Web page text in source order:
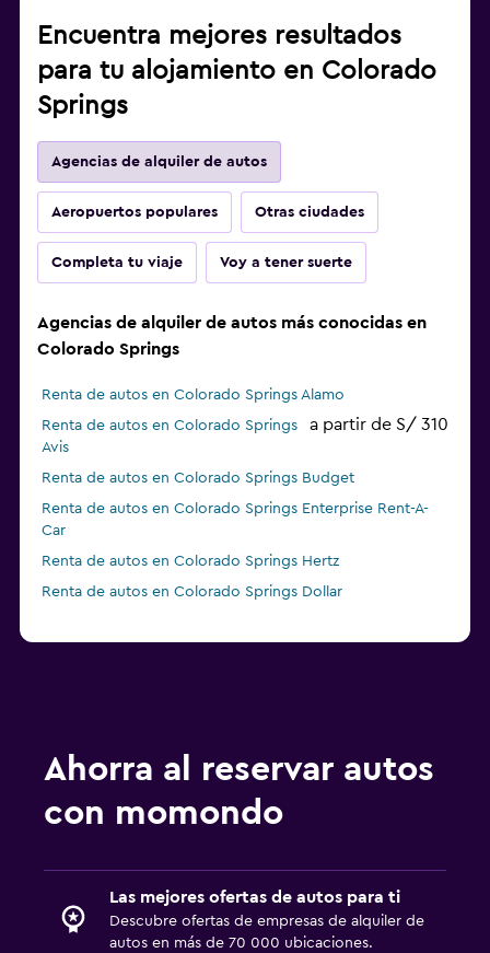
Encuentra mejores resultados
para tu alojamiento en Colorado
Springs
Agencias de alquiler de autos
Aeropuertos populares Otras ciudades
Completa tu viaje Voy a tener suerte
Agencias de alquiler de autos más conocidas en
Colorado Springs
Renta de autos en Colorado Springs Alamo
Renta de autos en Colorado Springs
Avis
a partir de S/ 310
Renta de autos en Colorado Springs Budget
Renta de autos en Colorado Springs Enterprise Rent-A-
Car
Renta de autos en Colorado Springs Hertz
Renta de autos en Colorado Springs Dollar
Ahorra al reservar autos
con momondo
Las mejores ofertas de autos para ti
Descubre ofertas de empresas de alquiler de
autos en más de 70 000 ubicaciones.